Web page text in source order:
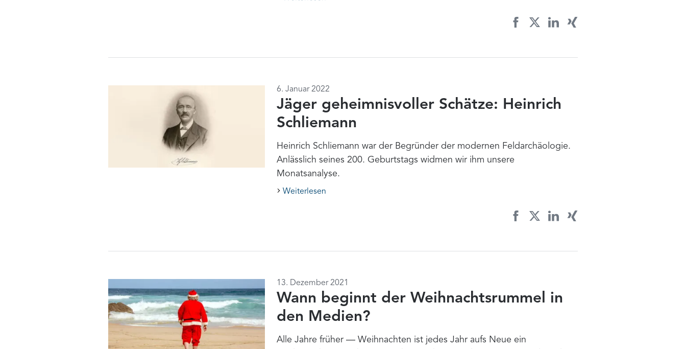
6. Januar 2022
Jäger geheimnisvoller Schätze: Heinrich
Schliemann
Heinrich Schliemann war der Begründer der modernen Feldarchäologie.
Anlässlich seines 200. Geburtstags widmen wir ihm unsere
Monatsanalyse.
Weiterlesen
13. Dezember 2021
Wann beginnt der Weihnachtsrummel in
den Medien?
Alle Jahre früher — Weihnachten ist jedes Jahr aufs Neue ein